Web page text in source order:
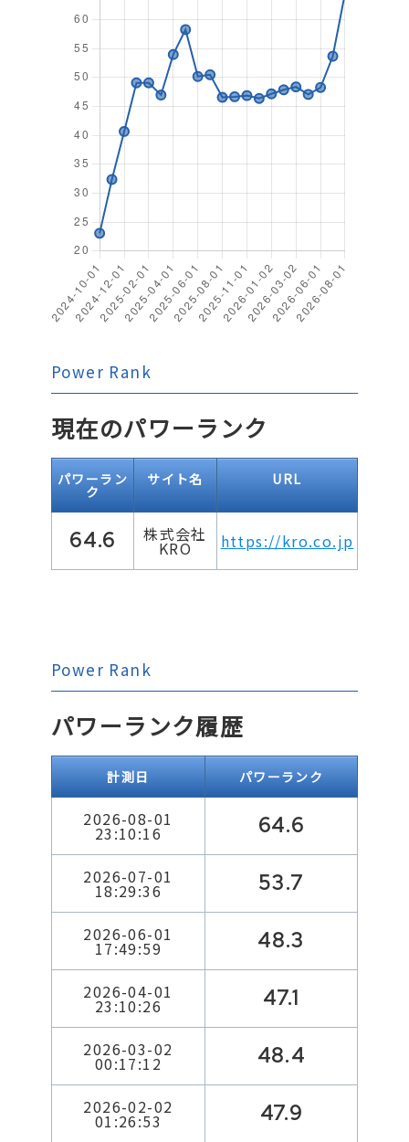
Power Rank
現在のパワーランク
パワーラン
ク
サイト名 URL
64.6 株式会社
KRO https://kro.co.jp
Power Rank
パワーランク履歴
計測日 パワーランク
2026-08-01
23:10:16 64.6
2026-07-01
18:29:36 53.7
2026-06-01
17:49:59 48.3
2026-04-01
23:10:26 47.1
2026-03-02
00:17:12 48.4
2026-02-02
01:26:53 47.9